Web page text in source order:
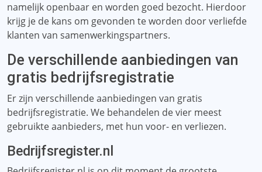
namelijk openbaar en worden goed bezocht. Hierdoor
krijg je de kans om gevonden te worden door verliefde
klanten van samenwerkingspartners.
De verschillende aanbiedingen van
gratis bedrijfsregistratie
Er zijn verschillende aanbiedingen van gratis
bedrijfsregistratie. We behandelen de vier meest
gebruikte aanbieders, met hun voor- en verliezen.
Bedrijfsregister.nl